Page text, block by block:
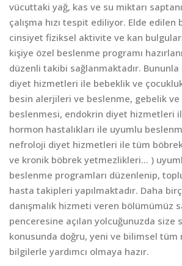
vücuttaki yağ, kas ve su miktarı
çalışma hızı tespit ediliyor. Elde edilen
cinsiyet fiziksel aktivite ve kan
kişiye özel beslenme programı
düzenli takibi sağlanmaktadır. Bununla
diyet hizmetleri ile bebeklik ve
besin alerjileri ve beslenme, gebelik ve
beslenmesi, endokrin diyet hizmetleri
hormon hastalıkları ile uyumlu
nefroloji diyet hizmetleri ile tüm
ve kronik böbrek yetmezlikleri… )
beslenme programları düzenlenip,
hasta takipleri yapılmaktadır. Daha
danışmalık hizmeti veren bölümümüz
penceresine açılan yolcuğunuzda size
konusunda doğru, yeni ve bilimsel tüm
bilgilerle yardımcı olmaya hazır.